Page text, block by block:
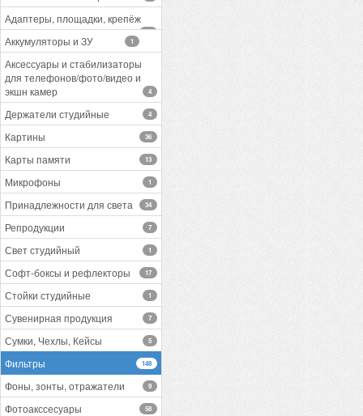
Адаптеры, площадки, крепёж
13
Аккумуляторы и ЗУ 1
Аксессуары и стабилизаторы
для телефонов/фото/видео и
экшн камер
4
Держатели студийные 4
Картины 36
Карты памяти 13
Микрофоны 1
Принадлежности для света 34
Репродукции 7
Свет студийный 1
Софт-боксы и рефлекторы 17
Стойки студийные 1
Сувенирная продукция 7
Сумки, Чехлы, Кейсы 5
Фильтры 148
Фоны, зонты, отражатели 9
Фотоакссесуары 58